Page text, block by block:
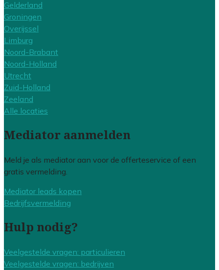
Gelderland
Groningen
Overijssel
Limburg
Noord-Brabant
Noord-Holland
Utrecht
Zuid-Holland
Zeeland
Alle locaties
Mediator aanmelden
Meld je als mediator aan voor de offerteservice of een
gratis vermelding.
Mediator leads kopen
Bedrijfsvermelding
Hulp nodig?
Veelgestelde vragen: particulieren
Veelgestelde vragen: bedrijven